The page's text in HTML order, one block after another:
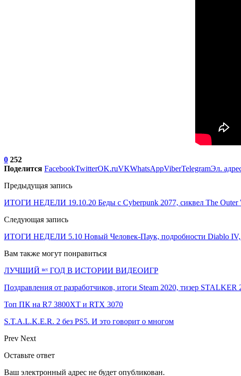
0 252
Поделится FacebookTwitterOK.ruVKWhatsAppViberTelegramЭл.
Предыдущая запись
ИТОГИ НЕДЕЛИ 19.10.20 Беды с Cyberpunk 2077, сиквел The Outer
Следующая запись
ИТОГИ НЕДЕЛИ 5.10 Новый Человек-Паук, подробности Diablo IV,
Вам также могут понравиться
ЛУЧШИЙ ⁿᵉᵗ ГОД В ИСТОРИИ ВИДЕОИГР
Поздравления от разработчиков, итоги Steam 2020, тизер
Топ ПК на R7 3800XT и RTX 3070
S.T.A.L.K.E.R. 2 без PS5. И это говорит о многом
Prev Next
Оставьте ответ
Ваш электронный адрес не будет опубликован.